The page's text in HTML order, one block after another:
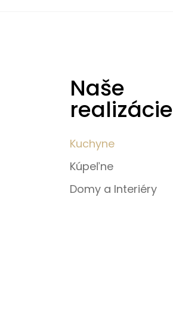
Naše
realizácie
Kuchyne
Kúpeľne
Domy a Interiéry